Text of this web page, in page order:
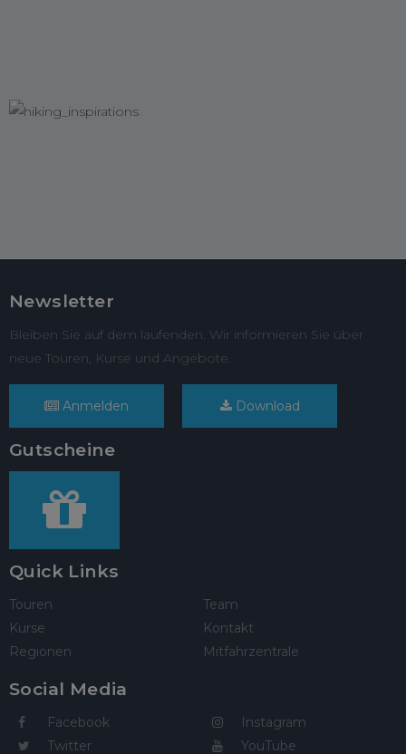
Newsletter
Bleiben Sie auf dem laufenden. Wir informieren Sie über
neue Touren, Kurse und Angebote.
Anmelden Download
Gutscheine
Quick Links
Touren
Kurse
Regionen
Team
Kontakt
Mitfahrzentrale
Social Media
Facebook
Twitter
Instagram
YouTube